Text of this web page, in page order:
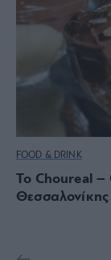
FOOD & DRINK
Το Choureal –
Θεσσαλονίκης